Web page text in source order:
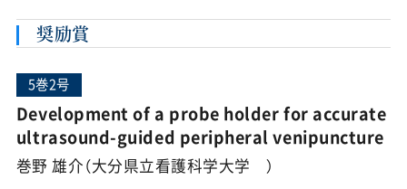
奨励賞
5巻2号
Development of a probe holder for accurate
ultrasound-guided peripheral venipuncture
巻野 雄介（大分県立看護科学大学 ）